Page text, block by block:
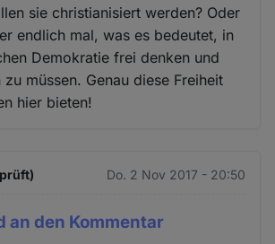
sie christianisiert werden? Oder
endlich mal, was es bedeutet, in
Demokratie frei denken und
müssen. Genau diese Freiheit
hier bieten!
Do. 2 Nov 2017 - 20:50
an den Kommentar